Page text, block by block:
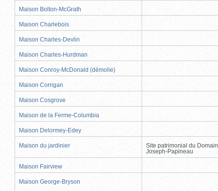
Maison Bolton-McGrath
Maison Charlebois
Maison Charles-Devlin
Maison Charles-Hurdman
Maison Conroy-McDonald (démolie)
Maison Corrigan
Maison Cosgrove
Maison de la Ferme-Columbia
Maison Delormey-Edey
Maison du jardinier
Site patrimonial du
Joseph-Papineau
Maison Fairview
Maison George-Bryson